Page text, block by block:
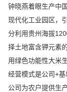
钟晓燕着眼生产中
现代化工业园区，
分利用贵州海拔
择土地富含钾元素
用绿色功能性大米
经营模式是公司+基
公司为农户提供生